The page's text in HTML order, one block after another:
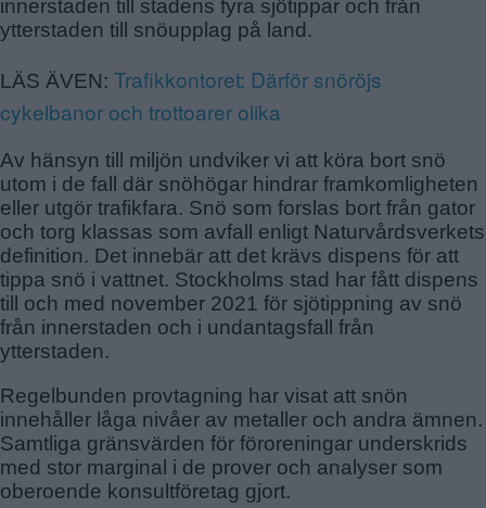
innerstaden till stadens fyra sjötippar och från
ytterstaden till snöupplag på land.
LÄS ÄVEN: Trafikkontoret: Därför snöröjs
cykelbanor och trottoarer olika
Av hänsyn till miljön undviker vi att köra bort snö
utom i de fall där snöhögar hindrar framkomligheten
eller utgör trafikfara. Snö som forslas bort från gator
och torg klassas som avfall enligt Naturvårdsverkets
definition. Det innebär att det krävs dispens för att
tippa snö i vattnet. Stockholms stad har fått dispens
till och med november 2021 för sjötippning av snö
från innerstaden och i undantagsfall från
ytterstaden.
Regelbunden provtagning har visat att snön
innehåller låga nivåer av metaller och andra ämnen.
Samtliga gränsvärden för föroreningar underskrids
med stor marginal i de prover och analyser som
oberoende konsultföretag gjort.